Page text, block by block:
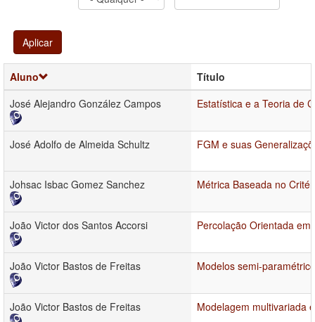
Aplicar
Aluno
Título
José Alejandro González Campos
Estatística e a Teoria de
José Adolfo de Almeida Schultz FGM e suas
Johsac Isbac Gomez Sanchez Métrica Baseada no
João Victor dos Santos Accorsi Percolação Orientada em
João Victor Bastos de Freitas Modelos semi-
João Victor Bastos de Freitas Modelagem multivariada